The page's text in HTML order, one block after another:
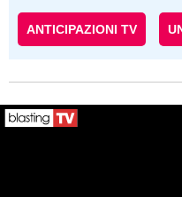
ANTICIPAZIONI TV